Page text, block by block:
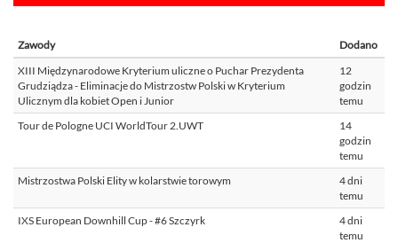
Zawody
Dodano
XIII Międzynarodowe Kryterium uliczne o Puchar Prezydenta
Grudziądza - Eliminacje do Mistrzostw Polski w Kryterium
Ulicznym dla kobiet Open i Junior
12
godzin
temu
Tour de Pologne UCI WorldTour 2.UWT
14
godzin
temu
Mistrzostwa Polski Elity w kolarstwie torowym
4 dni
temu
IXS European Downhill Cup - #6 Szczyrk
4 dni
temu